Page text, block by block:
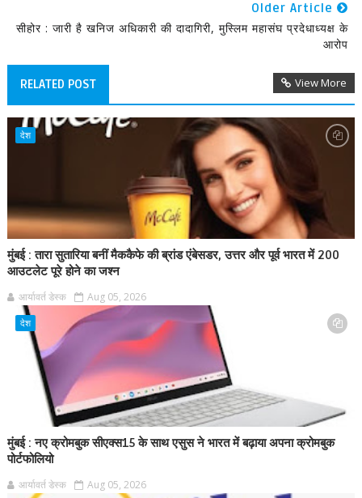
Older Article
सीहोर : जारी है खनिज अधिकारी की दादागिरी, मुस्लिम महासंघ प्रदेधाध्यक्ष के
आरोप
RELATED POST View More
देश
मुंबई : तारा सुतारिया बनीं मैककैफे की ब्रांड एंबेसडर, उत्तर और पूर्व भारत में 200
आउटलेट पूरे होने का जश्न
आर्यावर्त डेस्क Aug 05, 2026
देश
मुंबई : नए क्रोमबुक सीएक्स15 के साथ एसुस ने भारत में बढ़ाया अपना क्रोमबुक
पोर्टफोलियो
आर्यावर्त डेस्क Aug 05, 2026